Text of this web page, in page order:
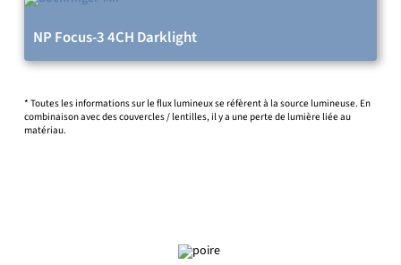
NP Focus-3 4CH Darklight
* Toutes les informations sur le flux lumineux se réfèrent à la source lumineuse. En
combinaison avec des couvercles / lentilles, il y a une perte de lumière liée au
matériau.